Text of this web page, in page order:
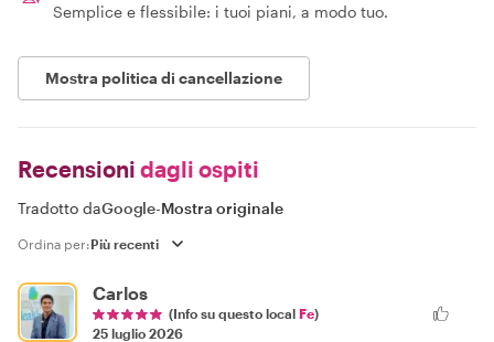
Semplice e flessibile: i tuoi piani, a modo tuo.
Mostra politica di cancellazione
Recensioni dagli ospiti
Tradotto daGoogle-Mostra originale
Ordina per:
Carlos
(Info su questo local Fe)
25 luglio 2026